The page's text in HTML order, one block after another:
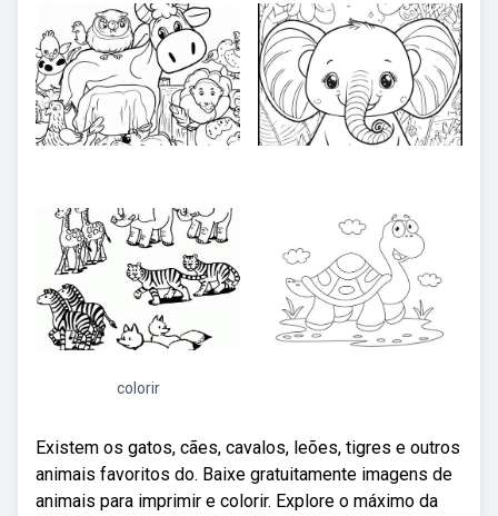
colorir
Existem os gatos, cães, cavalos, leões, tigres e outros
animais favoritos do. Baixe gratuitamente imagens de
animais para imprimir e colorir. Explore o máximo da